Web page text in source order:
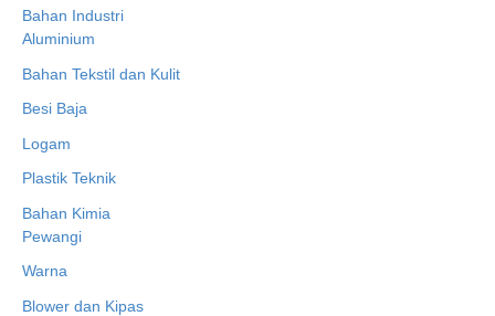
Bahan Industri
Aluminium
Bahan Tekstil dan Kulit
Besi Baja
Logam
Plastik Teknik
Bahan Kimia
Pewangi
Warna
Blower dan Kipas